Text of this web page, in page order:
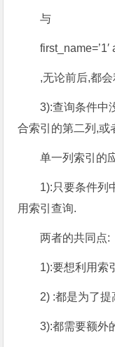
与
first_name=’1′
,无论前后,都
3):查询条件中
合索引的第二列,或
单一列索引的
1):只要条件列
用索引查询.
两者的共同点:
1):要想利用索
2) :都是为了提
3):都需要额外